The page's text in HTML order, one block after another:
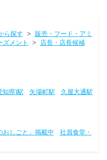
ら探す > 販売・フード・アミ
ズメント >
店長・店長候補
知県)駅 矢場町駅
久屋大通駅
おしごと」掲載中
社員食堂・